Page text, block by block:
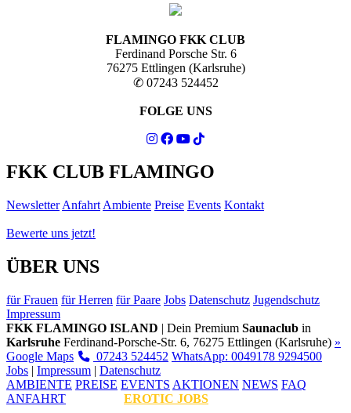
FLAMINGO FKK CLUB
Ferdinand Porsche Str. 6
76275 Ettlingen (Karlsruhe)
✆ 07243 524452
FOLGE UNS
FKK CLUB FLAMINGO
Newsletter Anfahrt Ambiente Preise Events Kontakt
Bewerte uns jetzt!
ÜBER UNS
für Frauen für Herren für Paare Jobs Datenschutz Jugendschutz
Impressum
FKK FLAMINGO ISLAND | Dein Premium Saunaclub in
Karlsruhe Ferdinand-Porsche-Str. 6, 76275 Ettlingen (Karlsruhe) »
Google Maps
07243 524452 WhatsApp: 0049178 9294500
Jobs | Impressum | Datenschutz
AMBIENTE PREISE EVENTS AKTIONEN NEWS FAQ
ANFAHRT
EROTIC JOBS